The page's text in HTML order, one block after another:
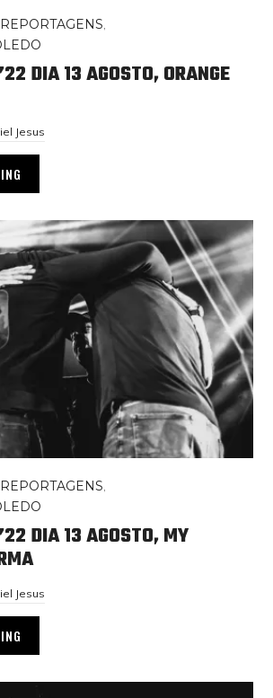
REPORTAGENS,
DIA 13 AGOSTO, ORANGE
Jesus
REPORTAGENS,
DIA 13 AGOSTO, MY
Jesus